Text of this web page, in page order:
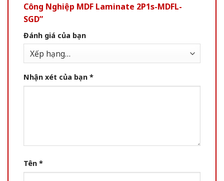
Công Nghiệp MDF Laminate 2P1s-MDFL-
SGD”
Đánh giá của bạn
Nhận xét của bạn *
Tên *